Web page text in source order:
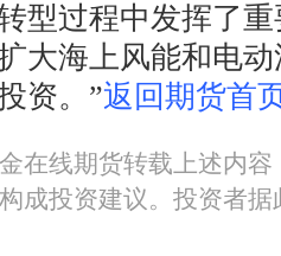
型过程中发挥了
大海上风能和电
资。”返回期货首
在线期货转载上述内
成投资建议。投资者